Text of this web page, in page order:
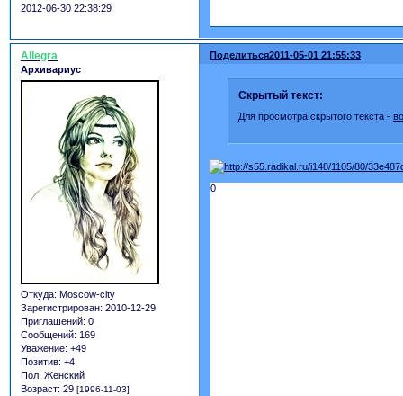
2012-06-30 22:38:29
Поделиться2011-05-01 21:55:33
Allegra
Архивариус
Откуда: Moscow-city
Зарегистрирован: 2010-12-29
Приглашений: 0
Сообщений: 169
Уважение: +49
Позитив: +4
Пол: Женский
Возраст: 29 [1996-11-03]
Скрытый текст:
Для просмотра скрытого текста -
0